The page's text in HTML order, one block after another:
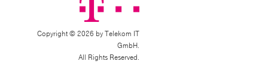
Copyright © 2026 by Telekom IT
GmbH.
All Rights Reserved.